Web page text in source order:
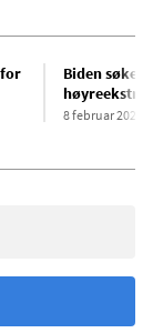
Biden søker
8 februar 2024